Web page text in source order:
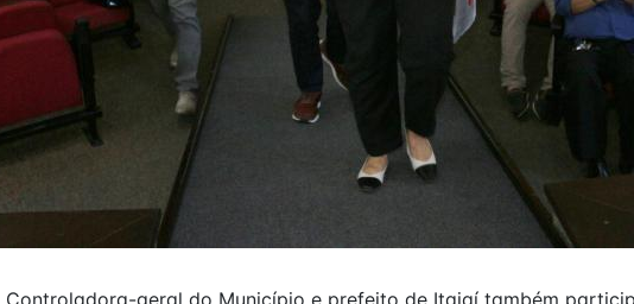
Controladora-geral do Município e prefeito de Itajaí também